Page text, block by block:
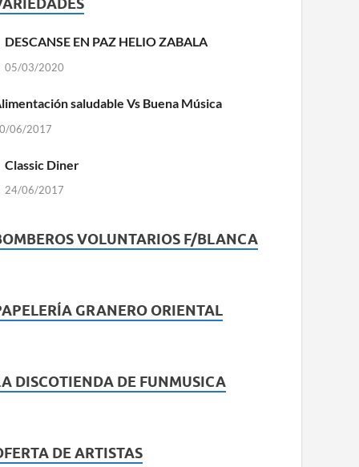
DESCANSE EN PAZ HELIO ZABALA
05/03/2020
saludable Vs Buena Música
06/2017
Classic Diner
24/06/2017
VOLUNTARIOS F/BLANCA
GRANERO ORIENTAL
DISCOTIENDA DE FUNMUSICA
DE ARTISTAS